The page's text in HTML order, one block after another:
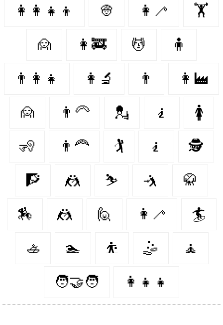
👩‍👩‍👧‍👦 👳‍ 👩‍🦯 🏋️
🙍‍ 👩‍🚒 💆‍ 🧍‍
👨‍👩‍👧 👩‍🔬 👨‍ 👩‍🏭
🙍 👨‍🦳 💂‍ 🧎‍ 🚺
🧏‍ 👨‍🦰 🏌️ 🧎‍️ 🕵️‍️
🧗‍ 🤼‍ ⛷ 🤺 🥋
🏇 🤼 🙋‍ 👩‍🦯️ 🏄‍
🚣‍ 🏊‍ ⛹️‍ 🤹‍ 🧘‍
🧑‍🤝‍🧑 👩‍👧‍👧